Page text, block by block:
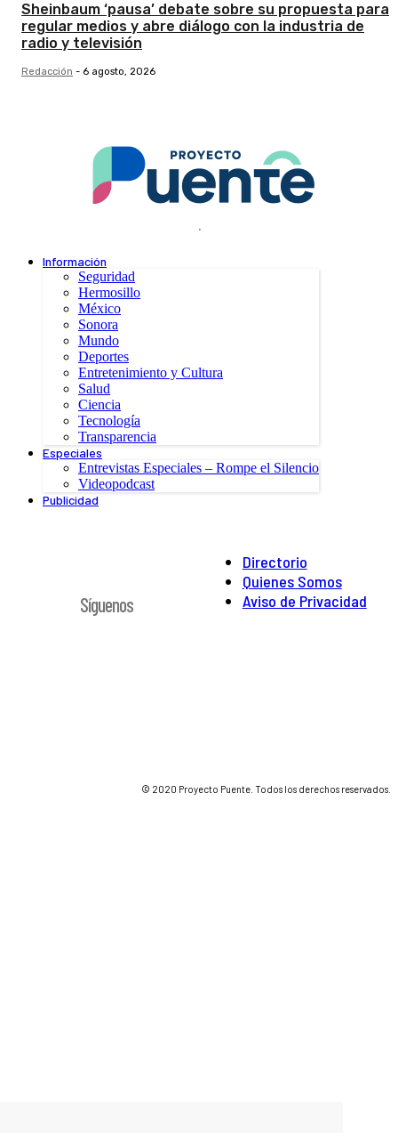
Sheinbaum ‘pausa’ debate sobre su propuesta para
regular medios y abre diálogo con la industria de
radio y televisión
Redacción - 6 agosto, 2026
.
Información
Seguridad
Hermosillo
México
Sonora
Mundo
Deportes
Entretenimiento y Cultura
Salud
Ciencia
Tecnología
Transparencia
Especiales
Entrevistas Especiales – Rompe el Silencio
Videopodcast
Publicidad
Directorio
Quienes Somos
Aviso de Privacidad
Síguenos
© 2020 Proyecto Puente. Todos los derechos reservados.